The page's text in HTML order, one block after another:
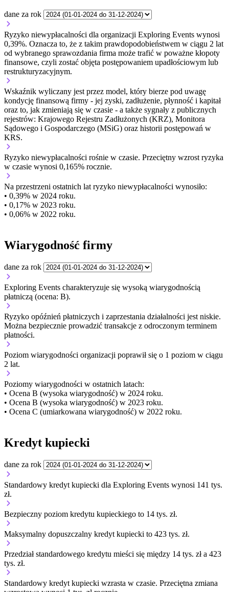
dane za rok
Ryzyko niewypłacalności dla organizacji Exploring Events wynosi
0,39%. Oznacza to, że z takim prawdopodobieństwem w ciągu 2 lat
od wybranego sprawozdania firma może trafić w poważne kłopoty
finansowe, czyli zostać objęta postępowaniem upadłościowym lub
restrukturyzacyjnym.
Wskaźnik wyliczany jest przez model, który bierze pod uwagę
kondycję finansową firmy - jej zyski, zadłużenie, płynność i kapitał
oraz to, jak zmieniają się w czasie - a także sygnały z publicznych
rejestrów: Krajowego Rejestru Zadłużonych (KRZ), Monitora
Sądowego i Gospodarczego (MSiG) oraz historii postępowań w
KRS.
Ryzyko niewypłacalności rośnie w czasie. Przeciętny wzrost ryzyka
w czasie wynosi 0,165% rocznie.
Na przestrzeni ostatnich lat ryzyko niewypłacalności wynosiło:
• 0,39% w 2024 roku.
• 0,17% w 2023 roku.
• 0,06% w 2022 roku.
Wiarygodność firmy
dane za rok
Exploring Events charakteryzuje się wysoką wiarygodnością
płatniczą (ocena: B).
Ryzyko opóźnień płatniczych i zaprzestania działalności jest niskie.
Można bezpiecznie prowadzić transakcje z odroczonym terminem
płatności.
Poziom wiarygodności organizacji poprawił się o 1 poziom w ciągu
2 lat.
Poziomy wiarygodności w ostatnich latach:
• Ocena B (wysoka wiarygodność) w 2024 roku.
• Ocena B (wysoka wiarygodność) w 2023 roku.
• Ocena C (umiarkowana wiarygodność) w 2022 roku.
Kredyt kupiecki
dane za rok
Standardowy kredyt kupiecki dla Exploring Events wynosi 141 tys.
zł.
Bezpieczny poziom kredytu kupieckiego to 14 tys. zł.
Maksymalny dopuszczalny kredyt kupiecki to 423 tys. zł.
Przedział standardowego kredytu mieści się między 14 tys. zł a 423
tys. zł.
Standardowy kredyt kupiecki wzrasta w czasie. Przeciętna zmiana